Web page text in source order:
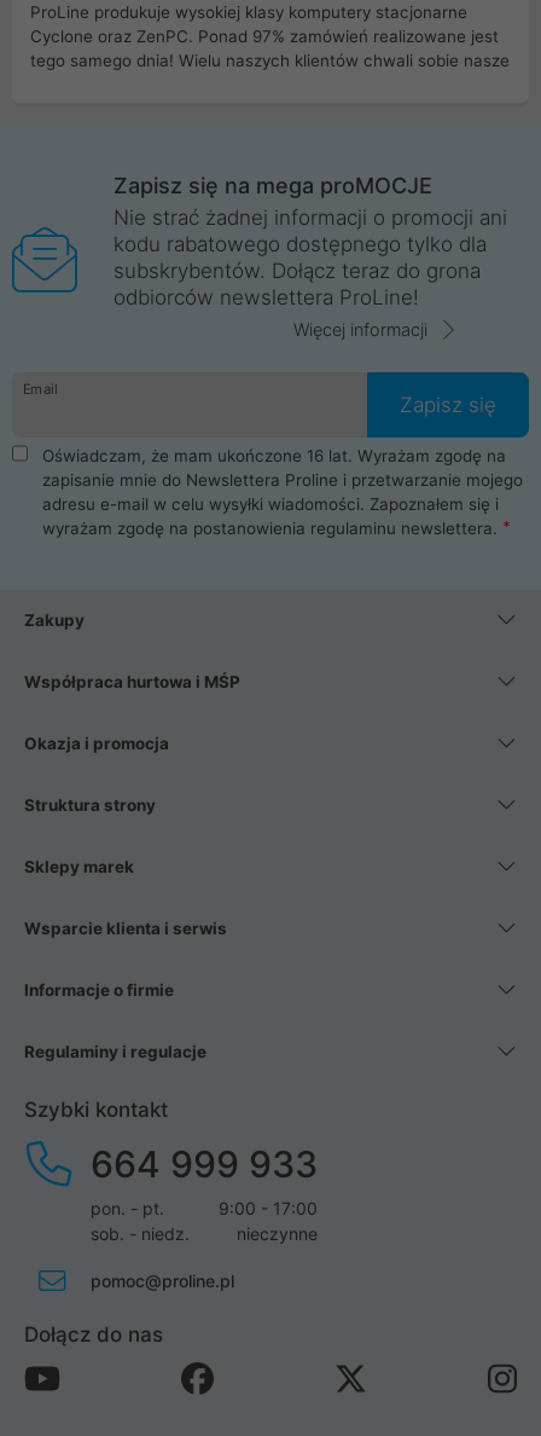
ProLine produkuje wysokiej klasy komputery stacjonarne
Cyclone oraz ZenPC. Ponad 97% zamówień realizowane jest
tego samego dnia! Wielu naszych klientów chwali sobie nasze
Wrocław, Poznań, Legnica, Katowice, Gliwice, Kalisz, Bytom,
Trzebnica, Opole. Szybka i profesjonalna obsługa!
ProLine to polska firma ze 100% polskim kapitałem. Działamy
legalnie i płacimy podatki w naszym kraju! Posiadamy siedzibę
główną w Mirkowie oraz salony na terenie kraju. Cała
komunikacja ze sklepem komputerowym ProLine jest
danych osobowych. Dlatego zakup notebooka albo laptopa w
ProLine to czysta przyjemność i pełne bezpieczeństwo.
Zaopatrzysz się u nas w akcesoria i części komputerowe
takie jak procesory, karty graficzne, płyty główne, pamięci,
dyski SSD, M.2 oraz HDD. Nasi pracownicy pomogą Ci wybrać
najlepszy zasilacz komputerowy oraz obudowę do komputera.
Poza komputerami mamy również najlepsze na rynku
Smartfony takich producentów jak Xiaomi, Apple, Samsung i
wentylatory. Na koniec mając już to wszystko, możesz
Zapisz się na mega proMOCJE
Nie strać żadnej informacji o promocji ani
kodu rabatowego dostępnego tylko dla
subskrybentów. Dołącz teraz do grona
odbiorców newslettera ProLine!
Więcej informacji
Email
Zapisz się
Oświadczam, że mam ukończone 16 lat. Wyrażam zgodę na
zapisanie mnie do Newslettera Proline i przetwarzanie mojego
adresu e-mail w celu wysyłki wiadomości. Zapoznałem się i
wyrażam zgodę na postanowienia regulaminu newslettera.
Zakupy
Współpraca hurtowa i MŚP
Okazja i promocja
Struktura strony
Sklepy marek
Wsparcie klienta i serwis
Informacje o firmie
Regulaminy i regulacje
Szybki kontakt
664 999 933
pon. - pt.
9:00 - 17:00
sob. - niedz.
nieczynne
pomoc@proline.pl
Dołącz do nas